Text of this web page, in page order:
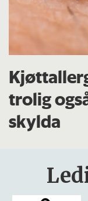
trolig
skylda